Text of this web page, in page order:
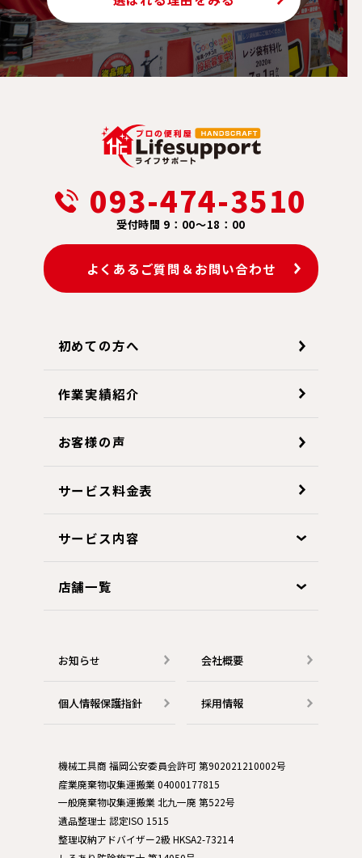
093-474-3510
受付時間 9：00～18：00
よくあるご質問＆お問い合わせ
初めての方へ
作業実績紹介
お客様の声
サービス料金表
サービス内容
店舗一覧
お知らせ 会社概要
個人情報保護指針 採用情報
機械工具商 福岡公安委員会許可 第902021210002号
産業廃棄物収集運搬業 04000177815
一般廃棄物収集運搬業 北九一廃 第522号
遺品整理士 認定ISO 1515
整理収納アドバイザー2級 HKSA2-73214